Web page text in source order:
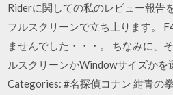
Riderに関しての私のレビュー報告
フルスクリーンで立ち上ります。
ませんでした・・・。 ちなみに、
ルスクリーンかWindowサイズかを
Categories: #名探偵コナン 紺青の